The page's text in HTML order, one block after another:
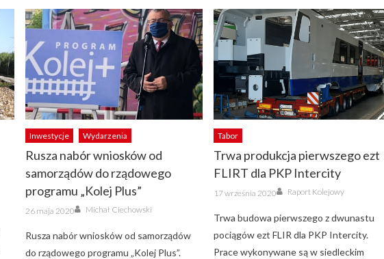
Inwestycje Wydarzenia
Rusza nabór wniosków od
samorządów do rządowego
programu „Kolej Plus”
Posted
on
26 maja 2020 Author
Michał Ciechowski
Rusza nabór wniosków od samorządów
do rządowego programu „Kolej Plus”.
Tabor
Trwa produkcja pierwszego ezt
FLIRT dla PKP Intercity
Posted
on
17 września 2020 Author
Raport Kolejowy
Trwa budowa pierwszego z dwunastu
pociągów ezt FLIR dla PKP Intercity.
Prace wykonywane są w siedleckim